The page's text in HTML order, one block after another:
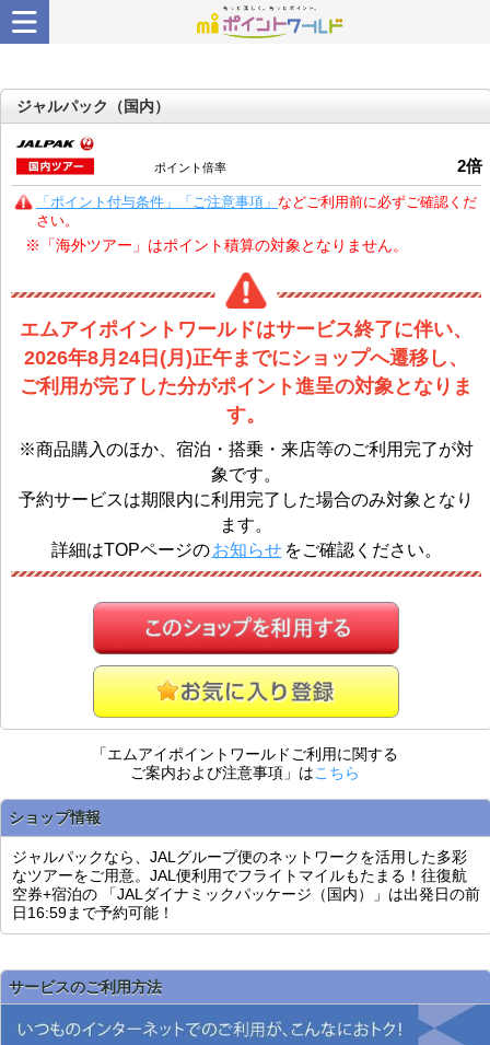
ジャルパック（国内）
ポイント倍率 2倍
「ポイント付与条件」「ご注意事項」 などご利用前に必ずご確認くだ
さい。
※「海外ツアー」はポイント積算の対象となりません。
エムアイポイントワールドはサービス終了に伴い、
2026年8月24日(月)正午までにショップへ遷移し、
ご利用が完了した分がポイント進呈の対象となりま
す。
※商品購入のほか、宿泊・搭乗・来店等のご利用完了が対
象です。
予約サービスは期限内に利用完了した場合のみ対象となり
ます。
詳細はTOPページの お知らせ をご確認ください。
「エムアイポイントワールドご利用に関する
ご案内および注意事項」はこちら
ショップ情報
ジャルパックなら、JALグループ便のネットワークを活用した多彩
なツアーをご用意。JAL便利用でフライトマイルもたまる！往復航
空券+宿泊の 「JALダイナミックパッケージ（国内）」は出発日の前
日16:59まで予約可能！
サービスのご利用方法